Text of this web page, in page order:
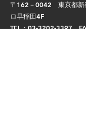
〒162－0042 東京都新
ロ早稲田4F​
TEL：03-3202-3397